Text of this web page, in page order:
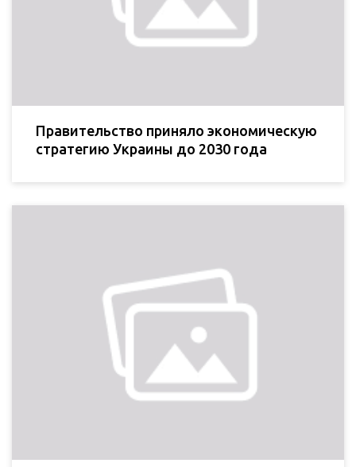
Правительство приняло экономическую
стратегию Украины до 2030 года